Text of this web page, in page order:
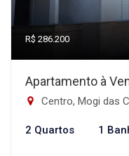
R$ 286.200
Apartamento à
Centro, Mogi das
2 Quartos 1